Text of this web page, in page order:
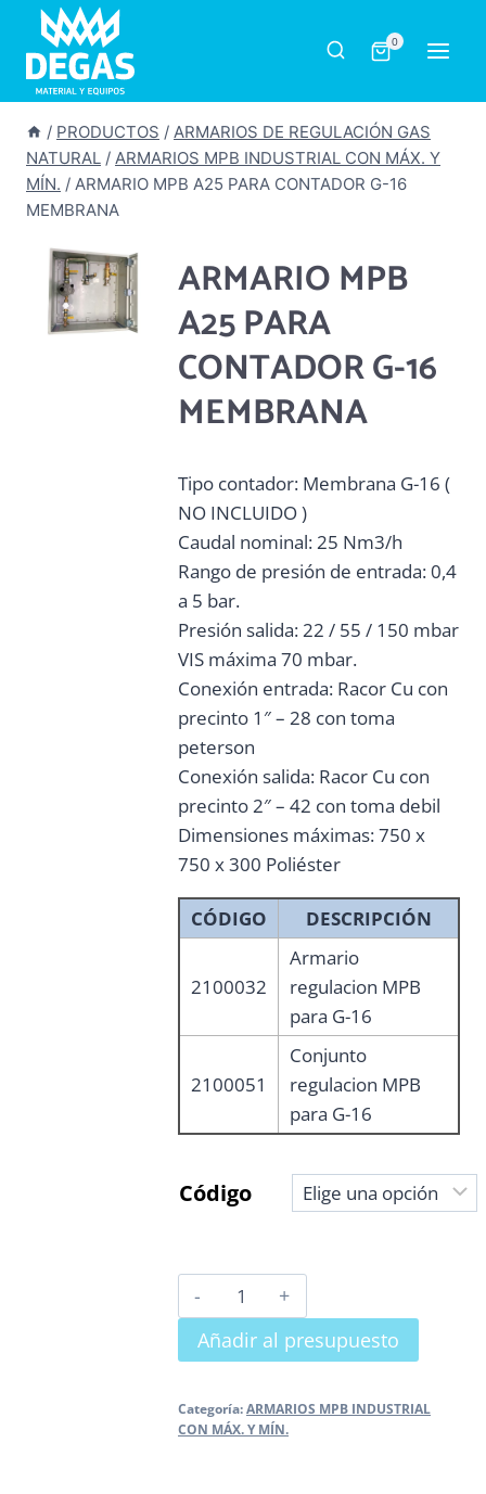
Saltar
contenido
0
/ PRODUCTOS / ARMARIOS DE REGULACIÓN GAS
NATURAL / ARMARIOS MPB INDUSTRIAL CON MÁX. Y
MÍN. / ARMARIO MPB A25 PARA CONTADOR G-16
MEMBRANA
ARMARIO MPB
A25 PARA
CONTADOR G-16
MEMBRANA
Tipo contador: Membrana G-16 (
NO INCLUIDO )
Caudal nominal: 25 Nm3/h
Rango de presión de entrada: 0,4
a 5 bar.
Presión salida: 22 / 55 / 150 mbar
VIS máxima 70 mbar.
Conexión entrada: Racor Cu con
precinto 1″ – 28 con toma
peterson
Conexión salida: Racor Cu con
precinto 2″ – 42 con toma debil
Dimensiones máximas: 750 x
750 x 300 Poliéster
CÓDIGO DESCRIPCIÓN
2100032
Armario
regulacion MPB
para G-16
2100051
Conjunto
regulacion MPB
para G-16
Código
ARMARIO
MPB
A25
CONTADOR
G-
Añadir al presupuesto
Categoría:ARMARIOS MPB INDUSTRIAL
CON MÁX. Y MÍN.